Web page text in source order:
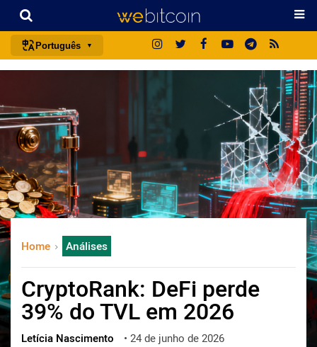
Português
español
français
italiano
deutsch
日本語
русский
العربية
ไทย
ქართული
Home Análises
CryptoRank: DeFi perde
39% do TVL em 2026
Letícia Nascimento • 24 de junho de 2026